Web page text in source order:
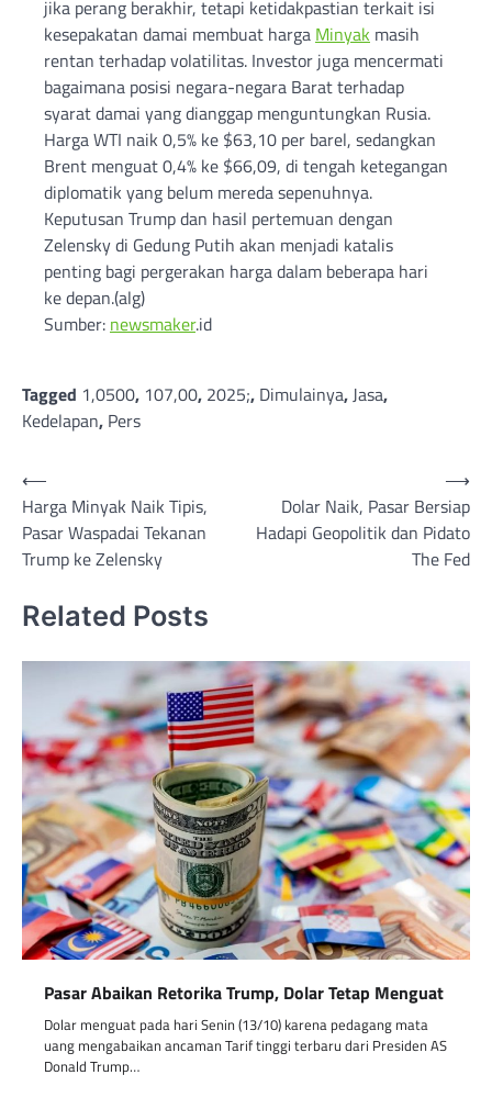
jika perang berakhir, tetapi ketidakpastian terkait isi
kesepakatan damai membuat harga Minyak masih
rentan terhadap volatilitas. Investor juga mencermati
bagaimana posisi negara-negara Barat terhadap
syarat damai yang dianggap menguntungkan Rusia.
Harga WTI naik 0,5% ke $63,10 per barel, sedangkan
Brent menguat 0,4% ke $66,09, di tengah ketegangan
diplomatik yang belum mereda sepenuhnya.
Keputusan Trump dan hasil pertemuan dengan
Zelensky di Gedung Putih akan menjadi katalis
penting bagi pergerakan harga dalam beberapa hari
ke depan.(alg)
Sumber: newsmaker.id
Tagged 1,0500, 107,00, 2025;, Dimulainya, Jasa,
Kedelapan, Pers
Post
navigation
⟵
Harga Minyak Naik Tipis,
Pasar Waspadai Tekanan
Trump ke Zelensky
Dolar Naik, Pasar Bersiap
Hadapi Geopolitik dan Pidato
The Fed
⟶
Related Posts
Pasar Abaikan Retorika Trump, Dolar Tetap Menguat
Dolar menguat pada hari Senin (13/10) karena pedagang mata
uang mengabaikan ancaman Tarif tinggi terbaru dari Presiden AS
Donald Trump…